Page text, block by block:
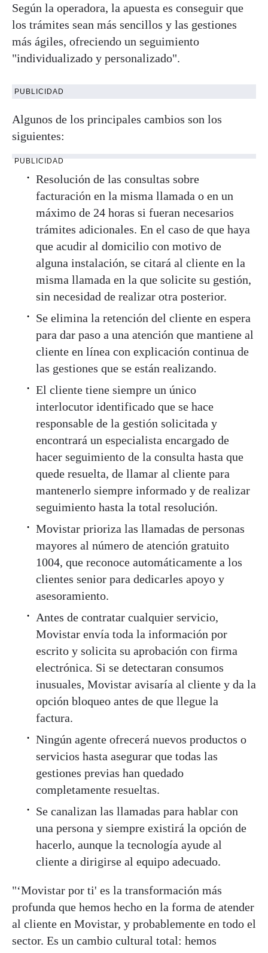
Según la operadora, la apuesta es conseguir que
los trámites sean más sencillos y las gestiones
más ágiles, ofreciendo un seguimiento
"individualizado y personalizado".
PUBLICIDAD
Algunos de los principales cambios son los
siguientes:
PUBLICIDAD
Resolución de las consultas sobre
facturación en la misma llamada o en un
máximo de 24 horas si fueran necesarios
trámites adicionales. En el caso de que haya
que acudir al domicilio con motivo de
alguna instalación, se citará al cliente en la
misma llamada en la que solicite su gestión,
sin necesidad de realizar otra posterior.
Se elimina la retención del cliente en espera
para dar paso a una atención que mantiene al
cliente en línea con explicación continua de
las gestiones que se están realizando.
El cliente tiene siempre un único
interlocutor identificado que se hace
responsable de la gestión solicitada y
encontrará un especialista encargado de
hacer seguimiento de la consulta hasta que
quede resuelta, de llamar al cliente para
mantenerlo siempre informado y de realizar
seguimiento hasta la total resolución.
Movistar prioriza las llamadas de personas
mayores al número de atención gratuito
1004, que reconoce automáticamente a los
clientes senior para dedicarles apoyo y
asesoramiento.
Antes de contratar cualquier servicio,
Movistar envía toda la información por
escrito y solicita su aprobación con firma
electrónica. Si se detectaran consumos
inusuales, Movistar avisaría al cliente y da la
opción bloqueo antes de que llegue la
factura.
Ningún agente ofrecerá nuevos productos o
servicios hasta asegurar que todas las
gestiones previas han quedado
completamente resueltas.
Se canalizan las llamadas para hablar con
una persona y siempre existirá la opción de
hacerlo, aunque la tecnología ayude al
cliente a dirigirse al equipo adecuado.
"‘Movistar por ti' es la transformación más
profunda que hemos hecho en la forma de atender
al cliente en Movistar, y probablemente en todo el
sector. Es un cambio cultural total: hemos